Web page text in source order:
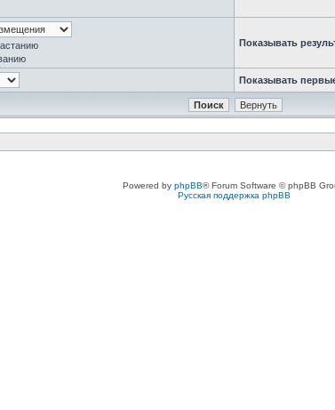
Показывать
Показывать
Powered by phpBB® Forum Software © phpBB
Русская поддержка phpBB